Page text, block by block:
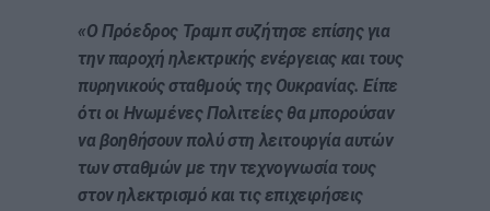
«Ο Πρόεδρος Τραμπ συζήτησε επίσης για
την παροχή ηλεκτρικής ενέργειας και τους
πυρηνικούς σταθμούς της Ουκρανίας. Είπε
ότι οι Ηνωμένες Πολιτείες θα μπορούσαν
να βοηθήσουν πολύ στη λειτουργία αυτών
των σταθμών με την τεχνογνωσία τους
στον ηλεκτρισμό και τις επιχειρήσεις